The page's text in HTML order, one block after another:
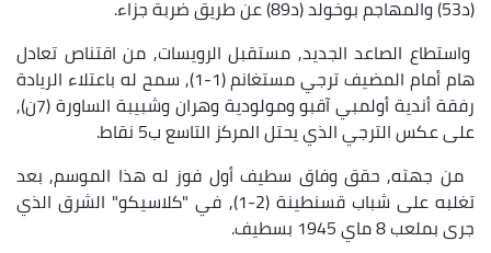
واستطاع الصاعد الجديد, مستقبل الرويسات, من اقتناص تعادل
هام أمام المضيف ترجي مستغانم (1-1), سمح له باعتلاء الريادة
رفقة أندية أولمبي آقبو ومولودية وهران وشبيبة الساورة (7ن),
على عكس الترجي الذي يحتل المركز التاسع ب5 نقاط.
من جهته, حقق وفاق سطيف أول فوز له هذا الموسم, بعد
تغلبه على شباب قسنطينة (2-1), في "كلاسيكو" الشرق الذي
جرى بملعب 8 ماي 1945 بسطيف.